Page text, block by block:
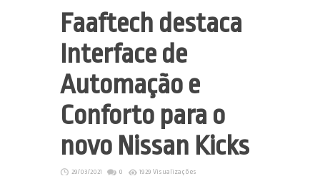
Faaftech destaca
Interface de
Automação e
Conforto para o
novo Nissan Kicks
29/03/2021 0 1929 Visualizações